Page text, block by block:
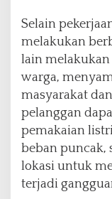
Selain
melakukan
lain
warga,
masyarakat
pelanggan
pemakaian
beban puncak,
lokasi untuk
terjadi